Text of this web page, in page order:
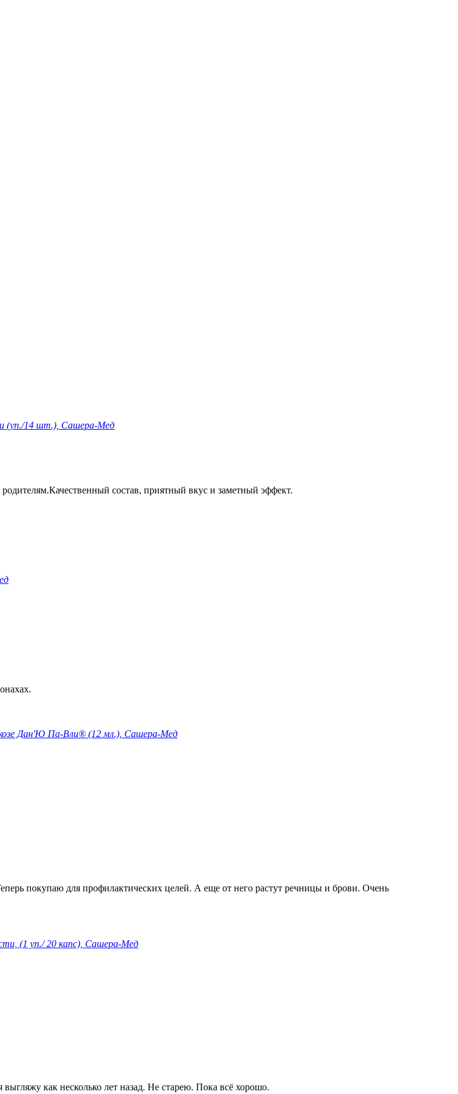
(уп./14 шт.), Сашера-Мед
состав, приятный вкус и заметный эффект.
Дан'Ю Па-Вли® (12 мл.), Сашера-Мед
покупаю для профилактических целей. А еще от него растут речницы и брови. Очень
(1 уп./ 20 капс), Сашера-Мед
как несколько лет назад. Не старею. Пока всё хорошо.